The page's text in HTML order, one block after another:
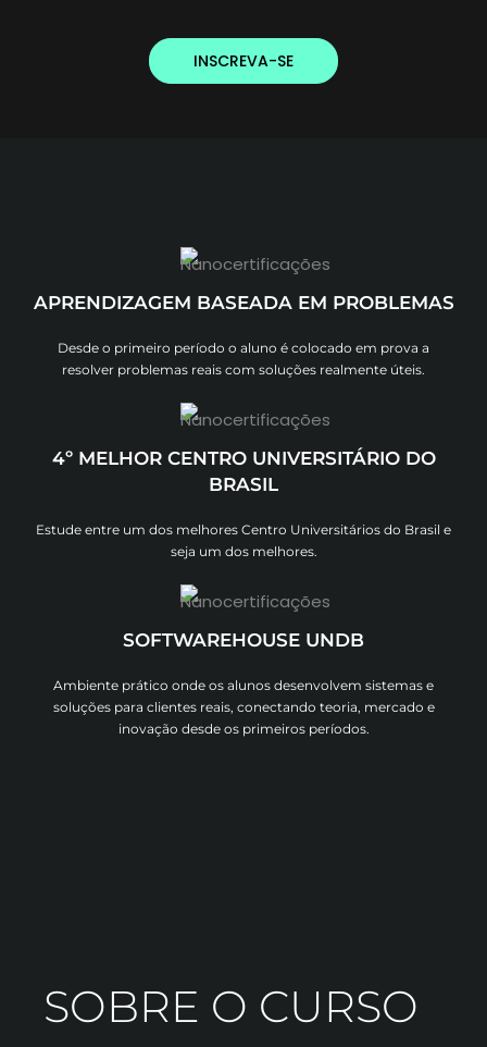
INSCREVA-SE
APRENDIZAGEM BASEADA EM PROBLEMAS
Desde o primeiro período o aluno é colocado em prova a
resolver problemas reais com soluções realmente úteis.
4º MELHOR CENTRO UNIVERSITÁRIO DO
BRASIL
Estude entre um dos melhores Centro Universitários do Brasil e
seja um dos melhores.
SOFTWAREHOUSE UNDB
Ambiente prático onde os alunos desenvolvem sistemas e
soluções para clientes reais, conectando teoria, mercado e
inovação desde os primeiros períodos.
SOBRE O CURSO